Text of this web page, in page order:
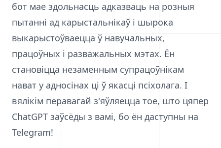
бот мае здольнасць адказваць на розныя
пытанні ад карыстальнікаў і шырока
выкарыстоўваецца ў навучальных,
працоўных і разважальных мэтах. Ён
становіцца незаменным супрацоўнікам
нават у адносінах ці ў якасці псіхолага. І
вялікім перавагай з'яўляецца тое, што цяпер
ChatGPT заўсёды з вамі, бо ён даступны на
Telegram!